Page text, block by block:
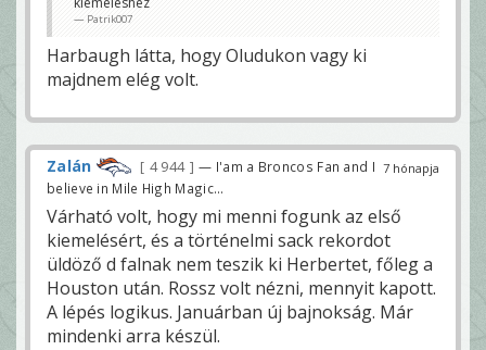
Patrik007
Harbaugh látta, hogy Oludukon vagy ki
majdnem elég volt.
7 hónapja
Zalán 4 944
— I'am a Broncos Fan and I
believe in Mile High Magic...
Várható volt, hogy mi menni fogunk az első
kiemelésért, és a történelmi sack rekordot
üldöző d falnak nem teszik ki Herbertet, főleg a
Houston után. Rossz volt nézni, mennyit kapott.
A lépés logikus. Januárban új bajnokság. Már
mindenki arra készül.